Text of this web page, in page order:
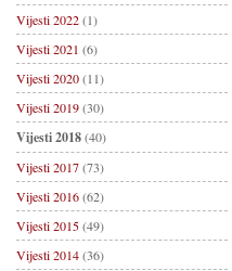
Vijesti 2022(1)
Vijesti 2021 (6)
Vijesti 2020(11)
Vijesti 2019(30)
Vijesti 2018(40)
Vijesti 2017(73)
Vijesti 2016(62)
Vijesti 2015(49)
Vijesti 2014(36)